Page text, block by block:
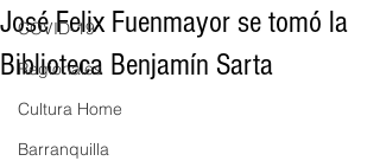
COVID-19
Regionales
Cultura Home
Barranquilla
José Felix Fuenmayor se tomó la
Biblioteca Benjamín Sarta